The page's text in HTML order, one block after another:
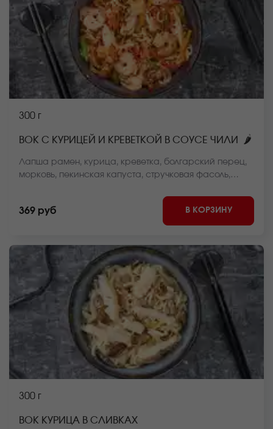
300 г
ВОК С КУРИЦЕЙ И КРЕВЕТКОЙ В СОУСЕ ЧИЛИ 🌶
Лапша рамен, курица, креветка, болгарский перец,
морковь, пекинская капуста, стручковая фасоль,
вид блюда может отличаться от фото на сайте.
369 руб В КОРЗИНУ
300 г
ВОК КУРИЦА В СЛИВКАХ